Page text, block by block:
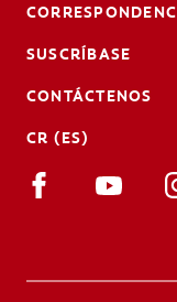
SUSCRÍBASE
CONTÁCTENOS
CR (ES)